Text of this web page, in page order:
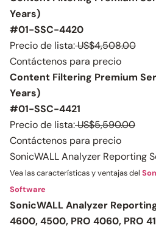
Years)
#01-SSC-4420
Precio de lista:US$4,508.00
Contáctenos para precio
Content Filtering Premium
Years)
#01-SSC-4421
Precio de lista:US$5,590.00
Contáctenos para precio
SonicWALL Analyzer Reporting
Vea las características y ventajas del
Software
SonicWALL Analyzer
4600, 4500, PRO 4060, PRO